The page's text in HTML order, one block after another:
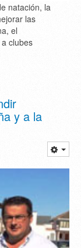
natación, la
las
el
clubes
y a la